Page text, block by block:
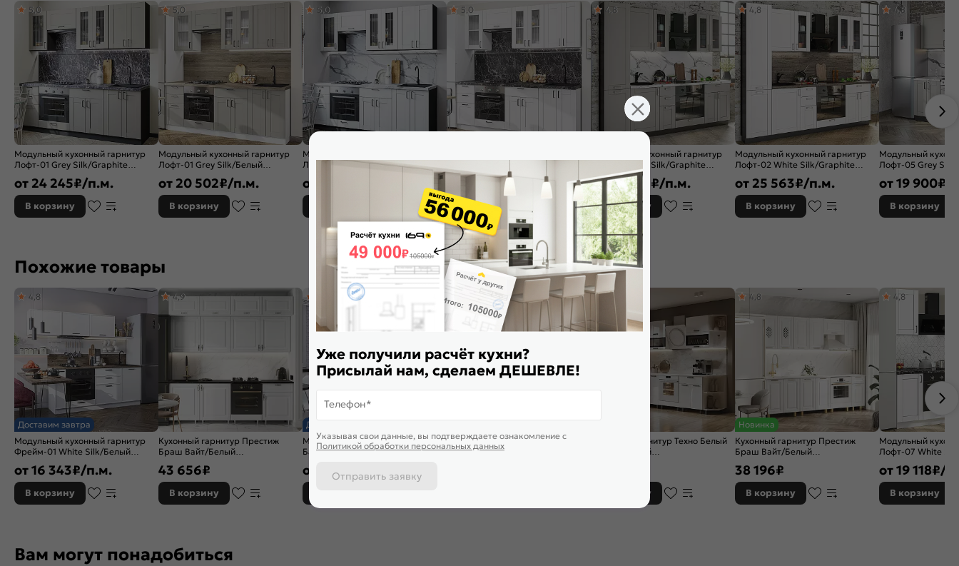
Толщина столешницы, мм:
Бренд:
Vivat
Модульный кухонный гарнитур
Лофт-01 Grey Silk/Graphite
5,0
от 24 245₽/п.м.
В корзину
Модульный кухонный гарнитур
Лофт-01 Grey Silk/Белый
5,0
от 20 502₽/п.м.
В корзину
Модульный кухонный гарнитур
Лофт-01 White Silk/Graphite
5,0
от
2140x2200x600
5,0
20 502₽/п.м.
В корзину
Модульный кухонный гарнитур
Лофт-02 Grey Silk/Graphite
2140x2400x600
4,8
от25 563 ₽/п.м.
В корзину
Модульный кухонный гарнитур
Лофт-02 White Silk/Graphite
4,8
от 25 563₽/п.м.
В корзину
Модульный
Лофт-05 Grey
4,8
от19 900₽/
В корзину
Похожие товары
Доставим завтра
Модульный кухонный гарнитур
Фрейм-01 White Silk/Белый
4,8
от16 343₽/п.м.
В корзину
Кухонный гарнитур Престиж
Браш Вайт/Белый
темный)
4,9
43 656₽
В корзину
Доставим завтра
Модульный кухонный гарнитур
Барселона-01 Белый/Белый
от 23 725
Модульный кухонный гарнитур
Шале-01 White Dreamline/Белый
Кухонный гарнитур Техно Белый
глянец/Белый
4,9
В корзину
Новинка
Кухонный гарнитур Престиж
Браш Вайт/Белый
4,8
38 196₽
В корзину
Модульный
Лофт-07 White
2140x2200x600
4,8
от19 118₽/
В корзину
Вам могут понадобиться
Уже получили расчёт кухни?
Присылай нам, сделаем ДЕШЕВЛЕ!
Телефон*
Указывая свои данные, вы подтверждаете ознакомление c
Политикой обработки персональных данных
Отправить заявку